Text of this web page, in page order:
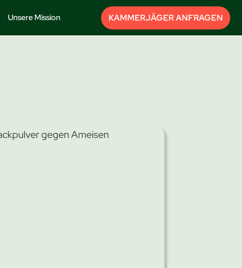
Unsere Mission KAMMERJÄGER ANFRAGEN